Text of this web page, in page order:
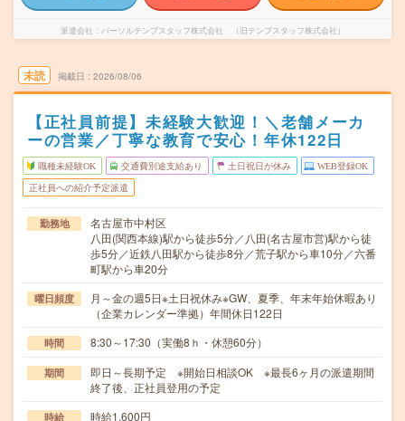
派遣会社 パーソルテンプスタッフ株式会社 （旧テンプスタッフ株式会社）
未読 掲載日 2026/08/06
【正社員前提】未経験大歓迎！＼老舗メーカ
ーの営業／丁寧な教育で安心！年休122日
職種未経験OK 交通費別途支給あり 土日祝日が休み WEB登録OK
正社員への紹介予定派遣
勤務地
名古屋市中村区
八田(関西本線)駅から徒歩5分／八田(名古屋市営)駅から徒
歩5分／近鉄八田駅から徒歩8分／荒子駅から車10分／六番
町駅から車20分
曜日頻度
月～金の週5日※土日祝休み※GW、夏季、年末年始休暇あり
（企業カレンダー準拠）年間休日122日
時間 8:30～17:30（実働8ｈ・休憩60分）
期間
即日～長期予定 ※開始日相談OK ※最長6ヶ月の派遣期間
終了後、正社員登用の予定
時給 時給1,600円